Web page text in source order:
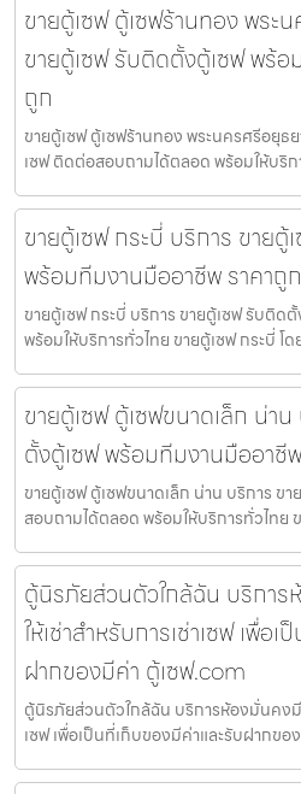
ขายตู้เซฟ ตู้เซฟร้านทอง พระ
ขายตู้เซฟ รับติดตั้งตู้เซฟ พร้
ถูก
ขายตู้เซฟ ตู้เซฟร้านทอง พระนครศรีอยุธ
เซฟ ติดต่อสอบถามได้ตลอด พร้อมให้บริก
ขายตู้เซฟ กระบี่ บริการ ขาย
พร้อมทีมงานมืออาชีพ ราคาถูก
ขายตู้เซฟ กระบี่ บริการ ขายตู้เซฟ รับติ
พร้อมให้บริการทั่วไทย ขายตู้เซฟ กระบี่ โด
ขายตู้เซฟ ตู้เซฟขนาดเล็ก น่า
ตั้งตู้เซฟ พร้อมทีมงานมืออาชี
ขายตู้เซฟ ตู้เซฟขนาดเล็ก น่าน บริการ ข
สอบถามได้ตลอด พร้อมให้บริการทั่วไทย
ตู้นิรภัยส่วนตัวใกล้ฉัน บริกา
ให้เช่าสำหรับการเช่าเซฟ เพื่อ
ฝากของมีค่า ตู้เซฟ.com
ตู้นิรภัยส่วนตัวใกล้ฉัน บริการห้องมั่นคงมี
เซฟ เพื่อเป็นที่เก็บของมีค่าและรับฝากขอ